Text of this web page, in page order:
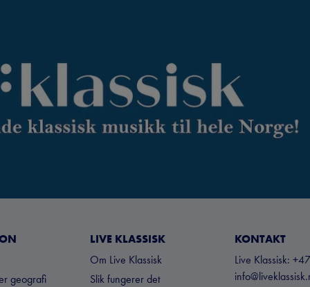
geografi
LIVE KLASSISK
Om Live Klassisk
Slik fungerer det
KONTAKT
Live Klassisk: